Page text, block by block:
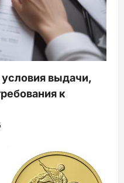
выдачи,
к